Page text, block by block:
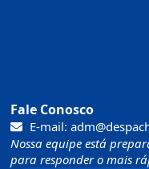
Fale Conosco
E-mail:
Nossa equipe está
para responder o mais